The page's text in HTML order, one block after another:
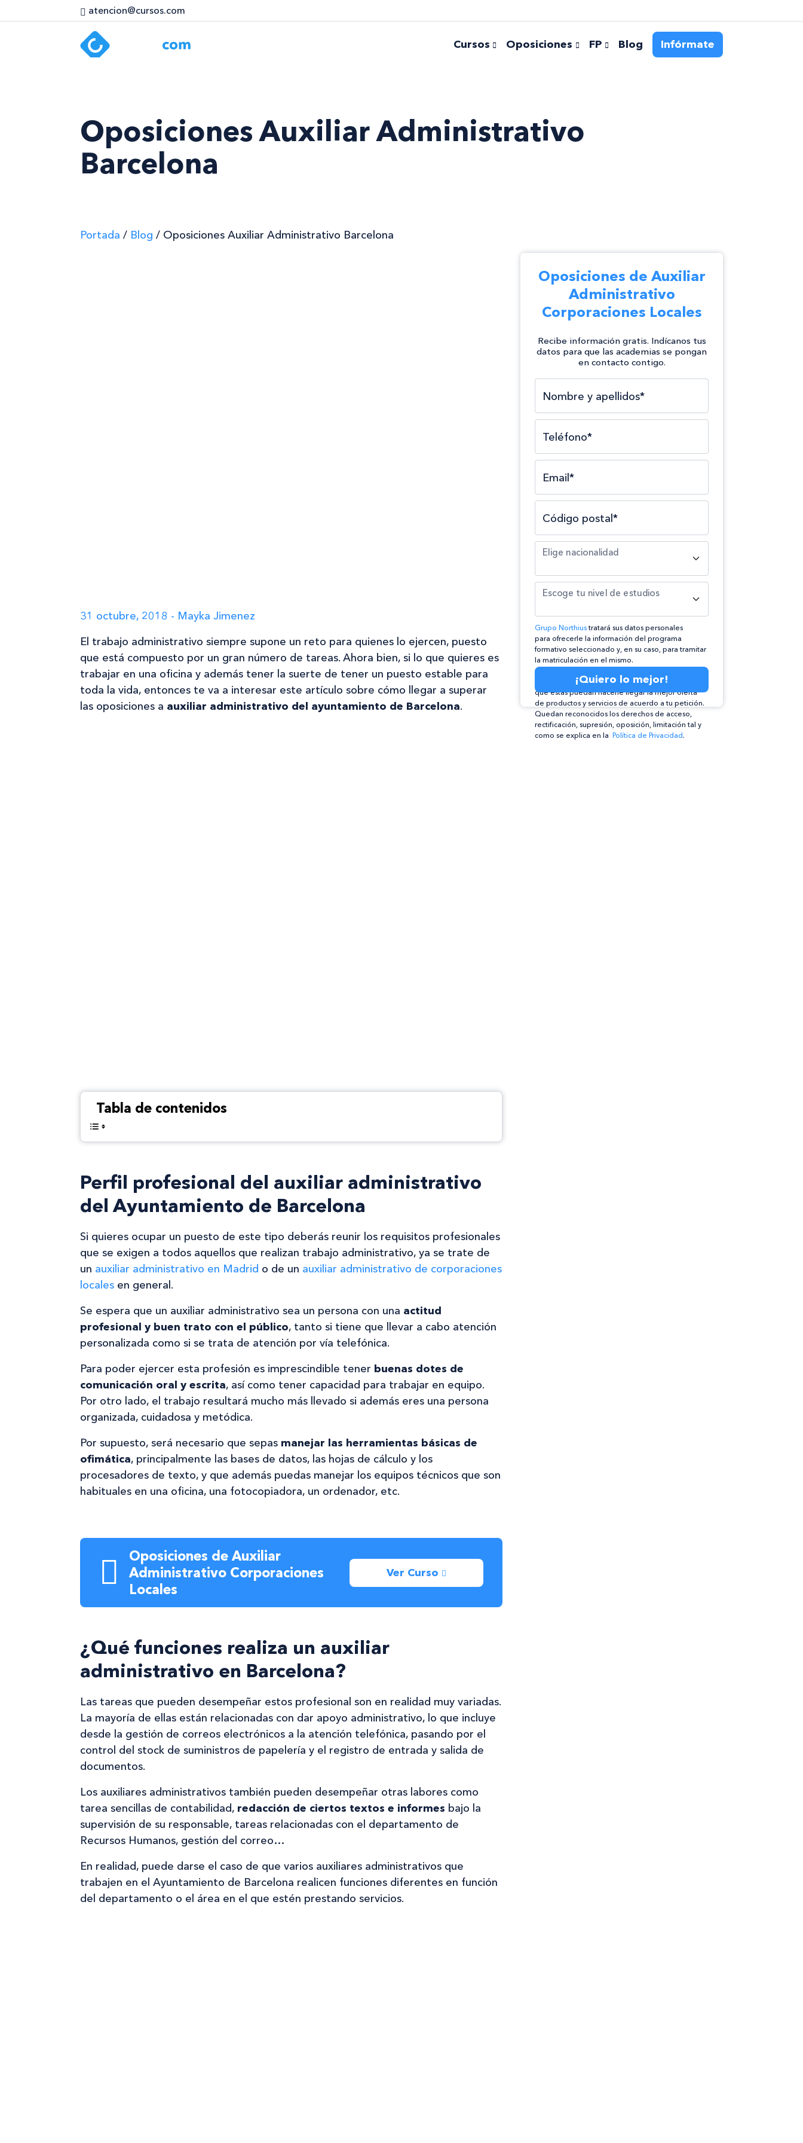
atencion@cursos.com
Cursos Oposiciones FP Blog Infórmate
Oposiciones Auxiliar Administrativo
Barcelona
Portada / Blog / Oposiciones Auxiliar Administrativo Barcelona
31 octubre, 2018 - Mayka Jimenez
El trabajo administrativo siempre supone un reto para quienes lo ejercen, puesto
que está compuesto por un gran número de tareas. Ahora bien, si lo que quieres es
trabajar en una oficina y además tener la suerte de tener un puesto estable para
toda la vida, entonces te va a interesar este artículo sobre cómo llegar a superar
las oposiciones a auxiliar administrativo del ayuntamiento de Barcelona.
Tabla de contenidos
Perfil profesional del auxiliar administrativo
del Ayuntamiento de Barcelona
Si quieres ocupar un puesto de este tipo deberás reunir los requisitos profesionales
que se exigen a todos aquellos que realizan trabajo administrativo, ya se trate de
un auxiliar administrativo en Madrid o de un auxiliar administrativo de corporaciones
locales en general.
Se espera que un auxiliar administrativo sea un persona con una actitud
profesional y buen trato con el público, tanto si tiene que llevar a cabo atención
personalizada como si se trata de atención por vía telefónica.
Para poder ejercer esta profesión es imprescindible tener buenas dotes de
comunicación oral y escrita, así como tener capacidad para trabajar en equipo.
Por otro lado, el trabajo resultará mucho más llevado si además eres una persona
organizada, cuidadosa y metódica.
Por supuesto, será necesario que sepas manejar las herramientas básicas de
ofimática, principalmente las bases de datos, las hojas de cálculo y los
procesadores de texto, y que además puedas manejar los equipos técnicos que son
habituales en una oficina, una fotocopiadora, un ordenador, etc.
Oposiciones de Auxiliar
Administrativo Corporaciones
Locales
Ver Curso
¿Qué funciones realiza un auxiliar
administrativo en Barcelona?
Las tareas que pueden desempeñar estos profesional son en realidad muy variadas.
La mayoría de ellas están relacionadas con dar apoyo administrativo, lo que incluye
desde la gestión de correos electrónicos a la atención telefónica, pasando por el
control del stock de suministros de papelería y el registro de entrada y salida de
documentos.
Los auxiliares administrativos también pueden desempeñar otras labores como
tarea sencillas de contabilidad, redacción de ciertos textos e informes bajo la
supervisión de su responsable, tareas relacionadas con el departamento de
Recursos Humanos, gestión del correo…
En realidad, puede darse el caso de que varios auxiliares administrativos que
trabajen en el Ayuntamiento de Barcelona realicen funciones diferentes en función
del departamento o el área en el que estén prestando servicios.
Oposiciones de Auxiliar
Administrativo
Corporaciones Locales
Recibe información gratis. Indícanos tus
datos para que las academias se pongan
en contacto contigo.
Selecciona el tipo*
Selecciona el área*
Selecciona la formación*
Nombre y apellidos*
Teléfono*
Email*
Código postal*
Elige nacionalidad
Escoge tu nivel de estudios
Grupo Northiustratará sus datos personales
para ofrecerle la información del programa
formativo seleccionado y, en su caso, para tramitar
la matriculación en el mismo.
Compartiremos su solicitud con las empresas que
conforman elGrupo Northius, con el objeto de
que éstas puedan hacerle llegar la mejor oferta
de productos y servicios de acuerdo a tu petición.
Quedan reconocidos los derechos de acceso,
rectificación, supresión, oposición, limitación tal y
como se explica en laPolítica de Privacidad.
¡Quiero lo mejor!